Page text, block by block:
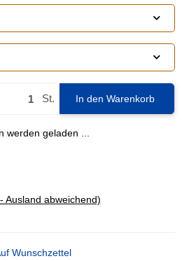
St. In den Warenkorb
werden geladen ...
Ausland abweichend)
Wunschzettel